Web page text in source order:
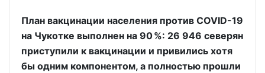
План вакцинации населения против COVID-19
на Чукотке выполнен на 90 %: 26 946 северян
приступили к вакцинации и привились хотя
бы одним компонентом, а полностью прошли